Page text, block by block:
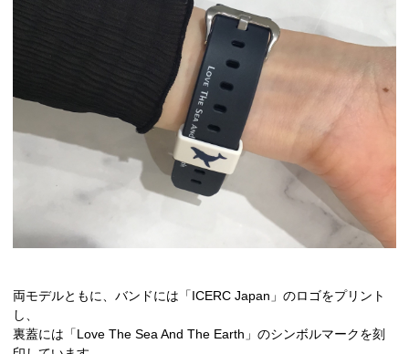
両モデルともに、バンドには「ICERC Japan」のロゴをプリント
し、
裏蓋には「Love The Sea And The Earth」のシンボルマークを刻